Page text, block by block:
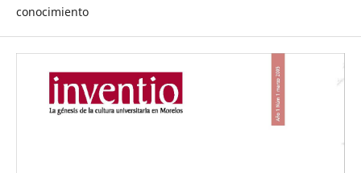
conocimiento